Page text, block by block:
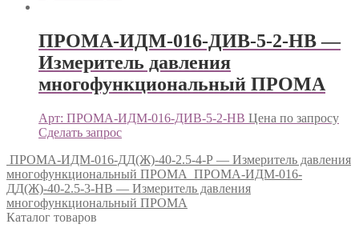
ПРОМА-ИДМ-016-ДИВ-5-2-НВ —
Измеритель давления
многофункциональный ПРОМА
Арт: ПРОМА-ИДМ-016-ДИВ-5-2-НВ Цена по запросу
Сделать запрос
ПРОМА-ИДМ-016-ДД(Ж)-40-2.5-4-Р — Измеритель давления
многофункциональный ПРОМА ПРОМА-ИДМ-016-
ДД(Ж)-40-2.5-3-НВ — Измеритель давления
многофункциональный ПРОМА
Каталог товаров